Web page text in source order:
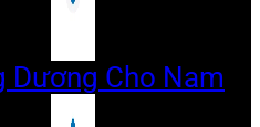
Dương Cho Nam